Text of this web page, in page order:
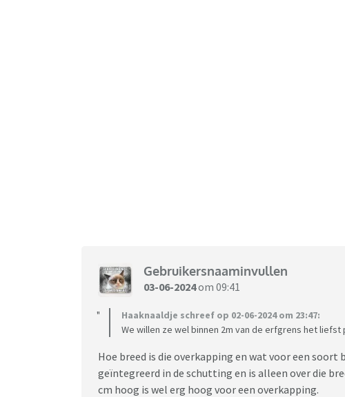
Gebruikersnaaminvullen
03-06-2024om 09:41
Haaknaaldje schreef op 02-06-2024 om 23:47:
We willen ze wel binnen 2m van de erfgrens het
Hoe breed is die overkapping en wat voor een
geïntegreerd in de schutting en is alleen over die
cm hoog is wel erg hoog voor een overkapping.